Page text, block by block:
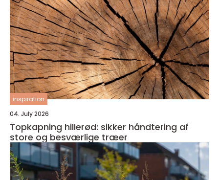
inspiration
04. July 2026
Topkapning hillerød: sikker håndtering af
store og besværlige træer